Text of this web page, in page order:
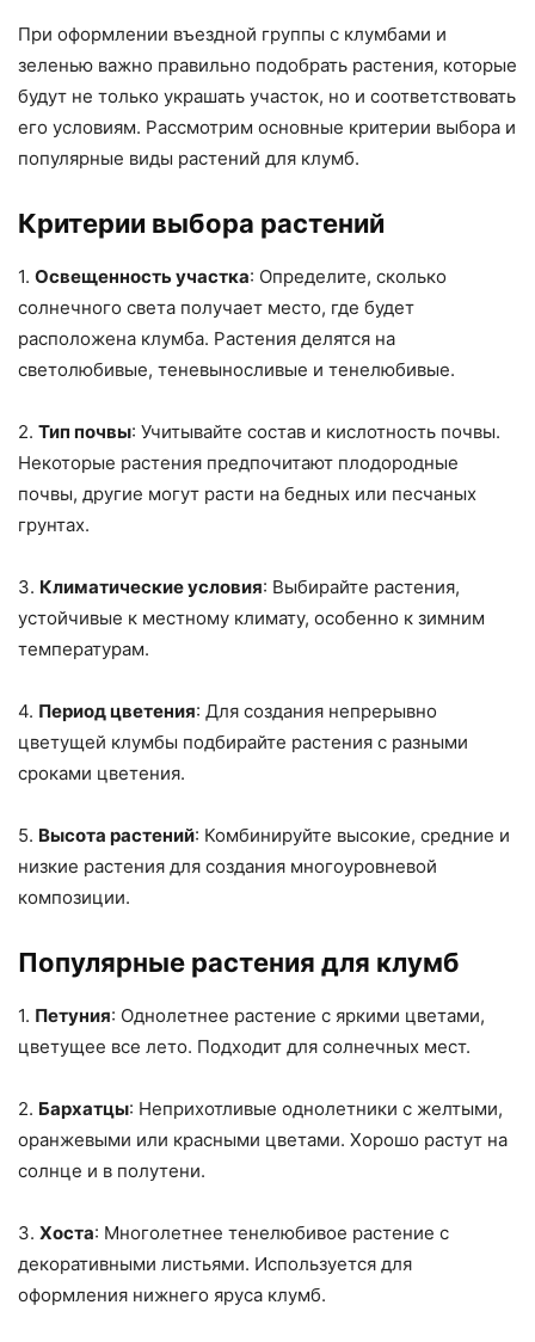
При оформлении въездной группы с клумбами и
зеленью важно правильно подобрать растения, которые
будут не только украшать участок, но и соответствовать
его условиям. Рассмотрим основные критерии выбора и
популярные виды растений для клумб.
Критерии выбора растений
1. Освещенность участка: Определите, сколько
солнечного света получает место, где будет
расположена клумба. Растения делятся на
светолюбивые, теневыносливые и тенелюбивые.
2. Тип почвы: Учитывайте состав и кислотность почвы.
Некоторые растения предпочитают плодородные
почвы, другие могут расти на бедных или песчаных
грунтах.
3. Климатические условия: Выбирайте растения,
устойчивые к местному климату, особенно к зимним
температурам.
4. Период цветения: Для создания непрерывно
цветущей клумбы подбирайте растения с разными
сроками цветения.
5. Высота растений: Комбинируйте высокие, средние и
низкие растения для создания многоуровневой
композиции.
Популярные растения для клумб
1. Петуния: Однолетнее растение с яркими цветами,
цветущее все лето. Подходит для солнечных мест.
2. Бархатцы: Неприхотливые однолетники с желтыми,
оранжевыми или красными цветами. Хорошо растут на
солнце и в полутени.
3. Хоста: Многолетнее тенелюбивое растение с
декоративными листьями. Используется для
оформления нижнего яруса клумб.